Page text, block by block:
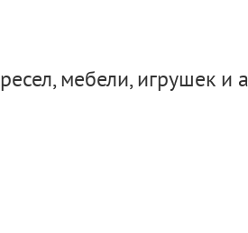
мебели, игрушек и